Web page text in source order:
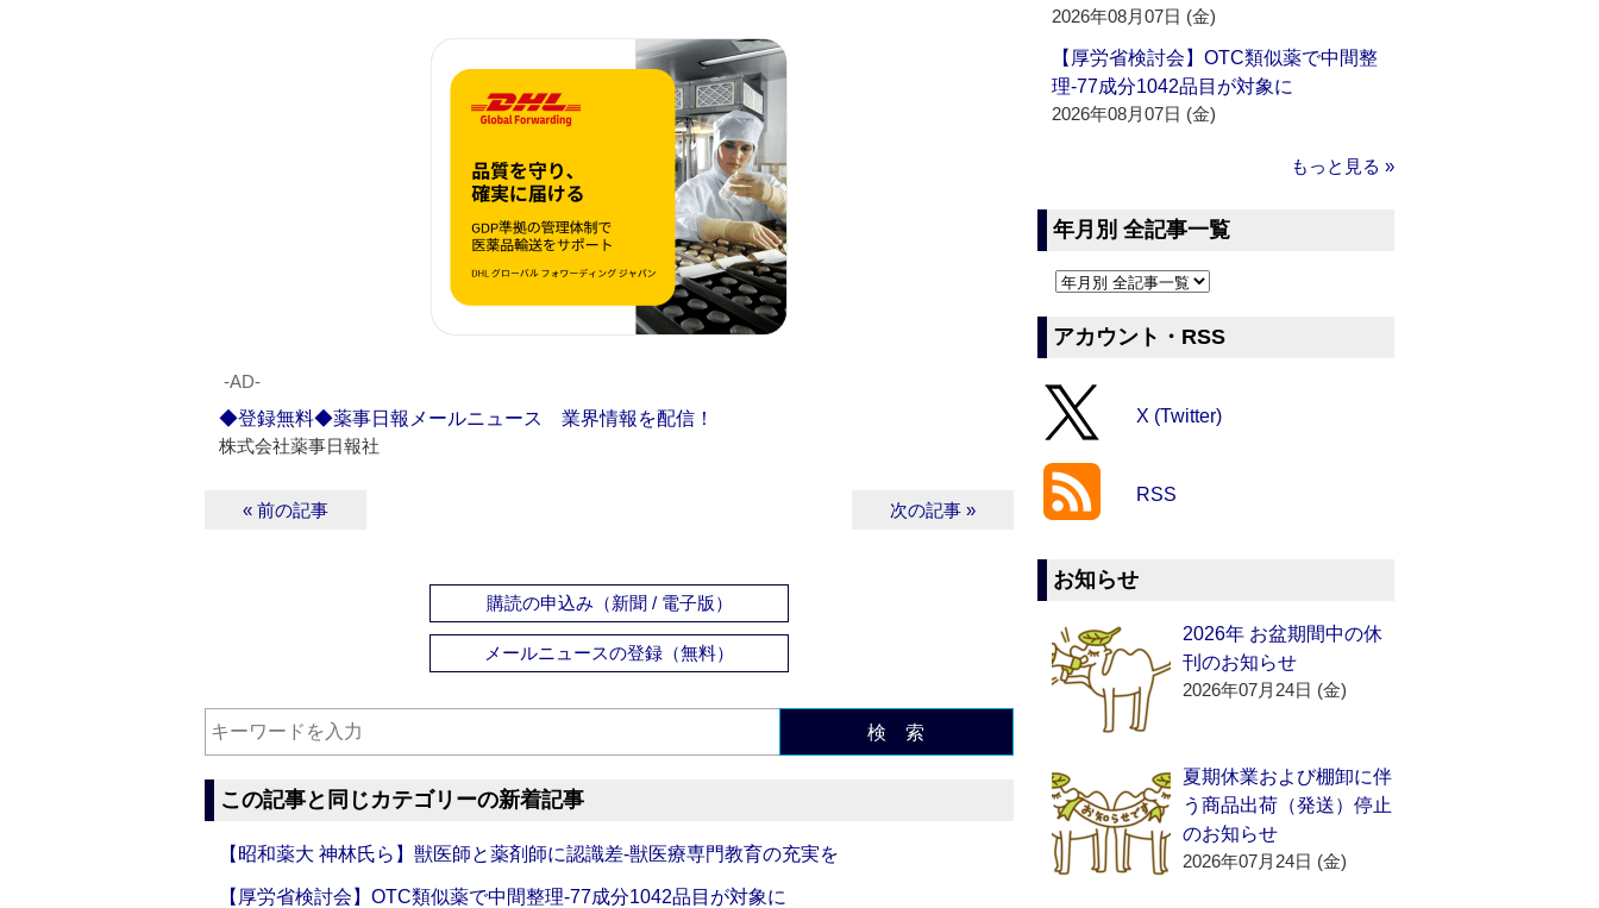
‐AD‐
◆登録無料◆薬事日報メールニュース 業界情報を配信！
株式会社薬事日報社
« 前の記事 次の記事 »
購読の申込み（新聞 / 電子版）
メールニュースの登録（無料）
検 索
この記事と同じカテゴリーの新着記事
【昭和薬大 神林氏ら】獣医師と薬剤師に認識差‐獣医療専門教育の充実を
【厚労省検討会】OTC類似薬で中間整理‐77成分1042品目が対象に
2026年08月07日 (金)
【厚労省検討会】OTC類似薬で中間整
理‐77成分1042品目が対象に
2026年08月07日 (金)
もっと見る »
年月別 全記事一覧
アカウント・RSS
X (Twitter)
RSS
お知らせ
2026年 お盆期間中の休
刊のお知らせ
2026年07月24日 (金)
夏期休業および棚卸に伴
う商品出荷（発送）停止
のお知らせ
2026年07月24日 (金)